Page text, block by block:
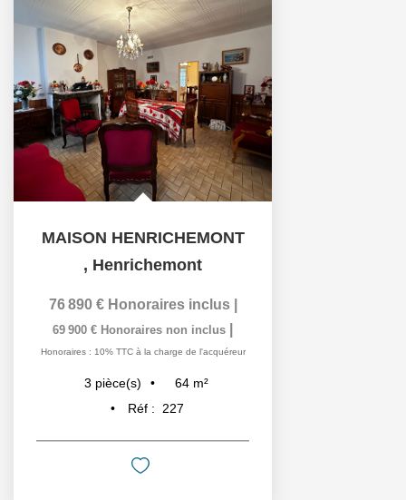
MAISON HENRICHEMONT
, Henrichemont
76 890 € Honoraires inclus
69 900 € Honoraires non inclus
Honoraires : 10% TTC à la charge de l'acquéreur
3 pièce(s) 64 m²
Réf :
227